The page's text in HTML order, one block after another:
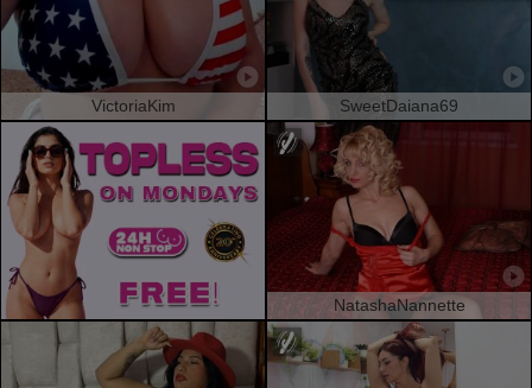
VictoriaKim SweetDaiana69
NatashaNannette